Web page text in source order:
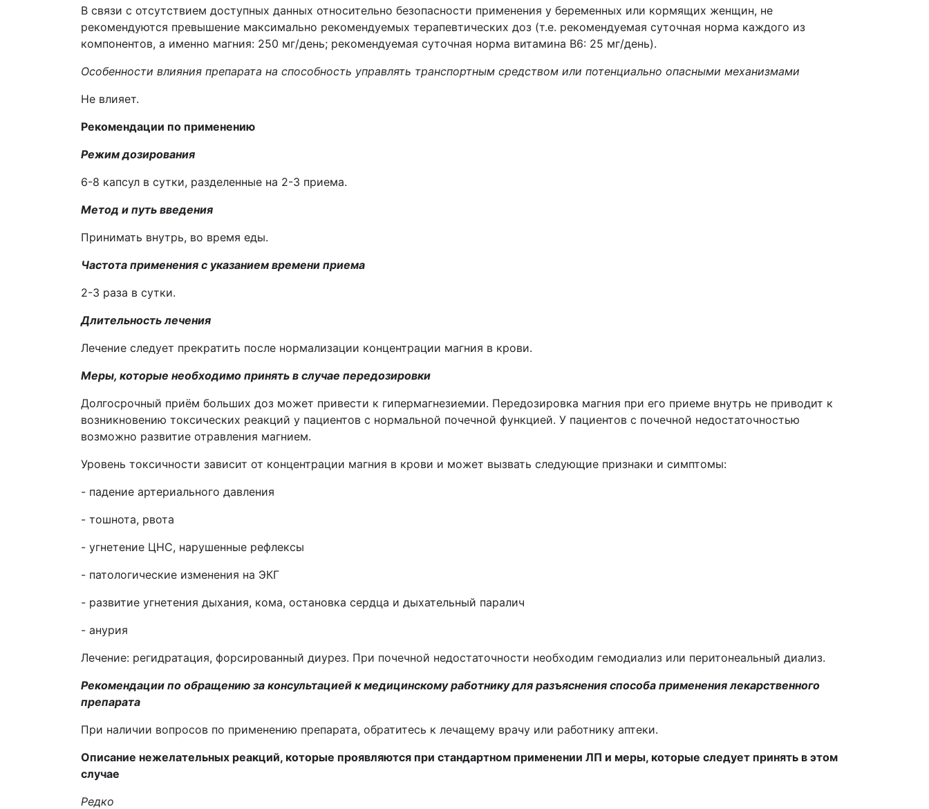
В связи с отсутствием доступных данных относительно безопасности применения у беременных или кормящих женщин, не
рекомендуются превышение максимально рекомендуемых терапевтических доз (т.е. рекомендуемая суточная норма каждого из
компонентов, а именно магния: 250 мг/день; рекомендуемая суточная норма витамина B6: 25 мг/день).
Особенности влияния препарата на способность управлять транспортным средством или потенциально опасными механизмами
Не влияет.
Рекомендации по применению
Режим дозирования
6-8 капсул в сутки, разделенные на 2-3 приема.
Метод и путь введения
Принимать внутрь, во время еды.
Частота применения с указанием времени приема
2-3 раза в сутки.
Длительность лечения
Лечение следует прекратить после нормализации концентрации магния в крови.
Меры, которые необходимо принять в случае передозировки
Долгосрочный приём больших доз может привести к гипермагнезиемии. Передозировка магния при его приеме внутрь не приводит к
возникновению токсических реакций у пациентов с нормальной почечной функцией. У пациентов с почечной недостаточностью
возможно развитие отравления магнием.
Уровень токсичности зависит от концентрации магния в крови и может вызвать следующие признаки и симптомы:
- падение артериального давления
- тошнота, рвота
- угнетение ЦНС, нарушенные рефлексы
- патологические изменения на ЭКГ
- развитие угнетения дыхания, кома, остановка сердца и дыхательный паралич
- анурия
Лечение: регидратация, форсированный диурез. При почечной недостаточности необходим гемодиализ или перитонеальный диализ.
Рекомендации по обращению за консультацией к медицинскому работнику для разъяснения способа применения лекарственного
препарата
При наличии вопросов по применению препарата, обратитесь к лечащему врачу или работнику аптеки.
Описание нежелательных реакций, которые проявляются при стандартном применении ЛП и меры, которые следует принять в этом
случае
Редко